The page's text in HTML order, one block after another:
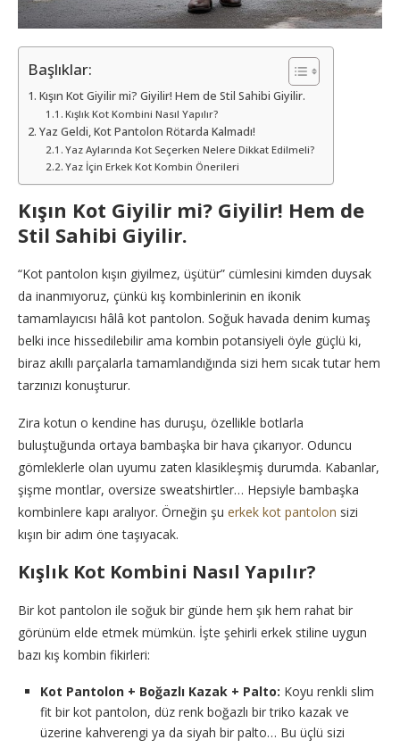
Başlıklar:
Kışın Kot Giyilir mi? Giyilir! Hem de Stil Sahibi Giyilir.
Kışlık Kot Kombini Nasıl Yapılır?
Yaz Geldi, Kot Pantolon Rötarda Kalmadı!
Yaz Aylarında Kot Seçerken Nelere Dikkat Edilmeli?
Yaz İçin Erkek Kot Kombin Önerileri
Kışın Kot Giyilir mi? Giyilir! Hem de
Stil Sahibi Giyilir.
“Kot pantolon kışın giyilmez, üşütür” cümlesini kimden duysak
da inanmıyoruz, çünkü kış kombinlerinin en ikonik
tamamlayıcısı hâlâ kot pantolon. Soğuk havada denim kumaş
belki ince hissedilebilir ama kombin potansiyeli öyle güçlü ki,
biraz akıllı parçalarla tamamlandığında sizi hem sıcak tutar hem
tarzınızı konuşturur.
Zira kotun o kendine has duruşu, özellikle botlarla
buluştuğunda ortaya bambaşka bir hava çıkarıyor. Oduncu
gömleklerle olan uyumu zaten klasikleşmiş durumda. Kabanlar,
şişme montlar, oversize sweatshirtler… Hepsiyle bambaşka
kombinlere kapı aralıyor. Örneğin şu erkek kot pantolon sizi
kışın bir adım öne taşıyacak.
Kışlık Kot Kombini Nasıl Yapılır?
Bir kot pantolon ile soğuk bir günde hem şık hem rahat bir
görünüm elde etmek mümkün. İşte şehirli erkek stiline uygun
bazı kış kombin fikirleri:
Kot Pantolon + Boğazlı Kazak + Palto: Koyu renkli slim
fit bir kot pantolon, düz renk boğazlı bir triko kazak ve
üzerine kahverengi ya da siyah bir palto… Bu üçlü sizi